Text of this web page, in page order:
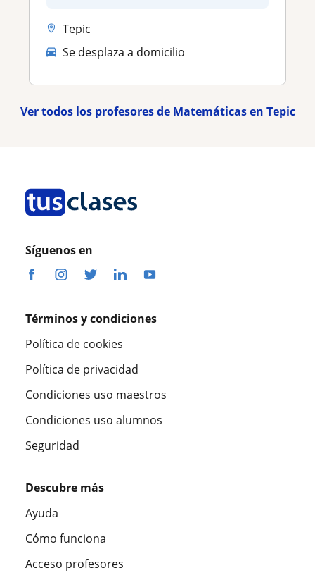
Tepic
Se desplaza a domicilio
Ver todos los profesores de Matemáticas en Tepic
Síguenos en
Términos y condiciones
Política de cookies
Política de privacidad
Condiciones uso maestros
Condiciones uso alumnos
Seguridad
Descubre más
Ayuda
Cómo funciona
Acceso profesores